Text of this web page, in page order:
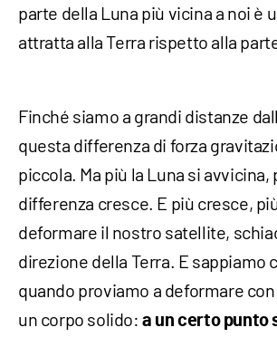
parte della Luna più vicina a noi è
attratta alla Terra rispetto alla
Finché siamo a grandi distanze
questa differenza di forza
piccola. Ma più la Luna si avvicina,
differenza cresce. E più cresce,
deformare il nostro satellite,
direzione della Terra. E sappiamo
quando proviamo a deformare
un corpo solido:a un certo punto